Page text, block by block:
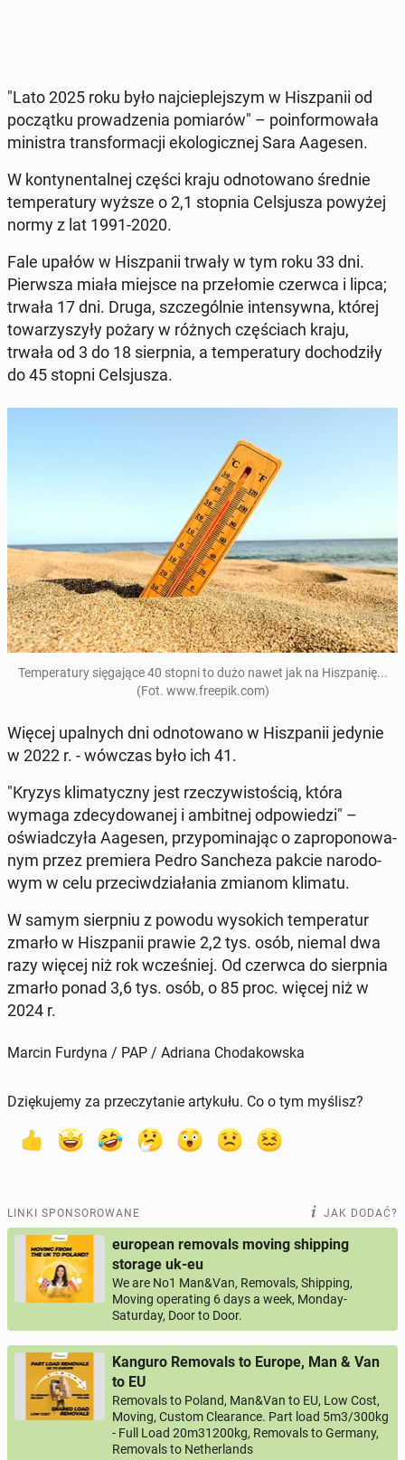
"Lato 2025 roku było naj­cie­plej­szym w Hisz­pa­nii od
po­cząt­ku pro­wa­dze­nia po­mia­rów" – po­in­for­mo­wa­ła
mi­ni­stra trans­for­ma­cji eko­lo­gicz­nej Sara Aagesen.
W kon­ty­nen­tal­nej części kraju od­no­to­wa­no średnie
tem­pe­ra­tu­ry wyższe o 2,1 stopnia Cel­sju­sza powyżej
normy z lat 1991-2020.
Fale upałów w Hisz­pa­nii trwały w tym roku 33 dni.
Pierw­sza miała miejsce na prze­ło­mie czerwca i lipca;
trwała 17 dni. Druga, szcze­gól­nie in­ten­syw­na, której
to­wa­rzy­szy­ły pożary w różnych czę­ściach kraju,
trwała od 3 do 18 sierp­nia, a tem­pe­ra­tu­ry do­cho­dzi­ły
do 45 stopni Cel­sju­sza.
Tem­pe­ra­tu­ry się­ga­ją­ce 40 stopni to dużo nawet jak na Hisz­pa­nię...
(Fot. www.freepik.com)
Więcej upal­nych dni od­no­to­wa­no w Hisz­pa­nii jedynie
w 2022 r. - wówczas było ich 41.
"Kryzys kli­ma­tycz­ny jest rze­czy­wi­sto­ścią, która
wymaga zde­cy­do­wa­nej i am­bit­nej od­po­wie­dzi" –
oświad­czy­ła Aagesen, przy­po­mi­na­jąc o za­pro­po­no­wa­
nym przez pre­mie­ra Pedro San­che­za pakcie na­ro­do­
wym w celu prze­ciw­dzia­ła­nia zmianom klimatu.
W samym sierp­niu z powodu wy­so­kich tem­pe­ra­tur
zmarło w Hisz­pa­nii prawie 2,2 tys. osób, niemal dwa
razy więcej niż rok wcze­śniej. Od czerwca do sierp­nia
zmarło ponad 3,6 tys. osób, o 85 proc. więcej niż w
2024 r.
Marcin Furdyna / PAP / Adriana Chodakowska
Dziękujemy za przeczytanie artykułu. Co o tym myślisz?
LINKI SPONSOROWANE JAK DODAĆ?
european removals moving shipping
storage uk-eu
We are No1 Man&Van, Removals, Shipping,
Moving operating 6 days a week, Monday-
Saturday, Door to Door.
Kanguro Removals to Europe, Man & Van
to EU
Removals to Poland, Man&Van to EU, Low Cost,
Moving, Custom Clearance. Part load 5m3/300kg
- Full Load 20m31200kg, Removals to Germany,
Removals to Netherlands